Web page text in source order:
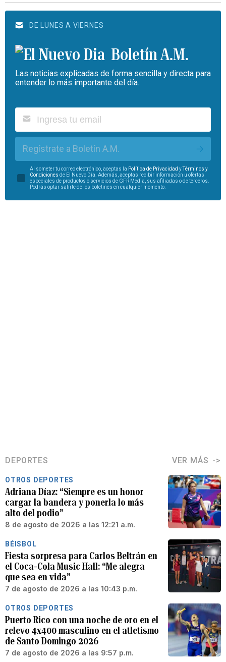
DE LUNES A VIERNES
Boletín A.M.
Las noticias explicadas de forma sencilla y directa para
entender lo más importante del día.
Regístrate a Boletín A.M.
Al someter tu correo electrónico, aceptas la Política de Privacidad yTérminos y
Condiciones de El Nuevo Día. Además, aceptas recibir información u ofertas
especiales de productos o servicios de GFR Media, sus afiliadas o de terceros.
Podrás optar salirte de los boletines en cualquier momento.
DEPORTES VER MÁS
OTROS DEPORTES
Adriana Díaz: “Siempre es un honor
cargar la bandera y ponerla lo más
alto del podio”
8 de agosto de 2026 a las 12:21 a.m.
BÉISBOL
Fiesta sorpresa para Carlos Beltrán en
el Coca-Cola Music Hall: “Me alegra
que sea en vida”
7 de agosto de 2026 a las 10:43 p.m.
OTROS DEPORTES
Puerto Rico con una noche de oro en el
relevo 4x400 masculino en el atletismo
de Santo Domingo 2026
7 de agosto de 2026 a las 9:57 p.m.